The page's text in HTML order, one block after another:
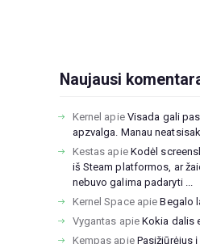
Naujausi
Kernel apie Visada gali
apzvalga. Manau
Kestas apie Kodėl
iš Steam platformos, ar
nebuvo galima padaryti ...
Kernel SpaceapieBegalo
Vygantas apieKokia dalis
Kempas apie Pasižiūrėjus